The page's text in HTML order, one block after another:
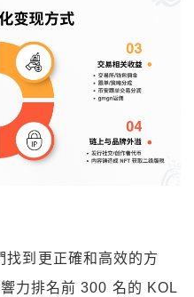
找到更正確和高效的方
力排名前 300 名的 KOL